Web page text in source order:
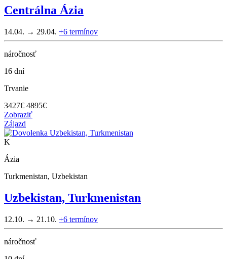
Centrálna Ázia
14.04. → 29.04. +6 termínov
náročnosť
16 dní
Trvanie
3427€ 4895€
Zobraziť
Zájazd
K
Ázia
Turkmenistan, Uzbekistan
Uzbekistan, Turkmenistan
12.10. → 21.10. +6 termínov
náročnosť